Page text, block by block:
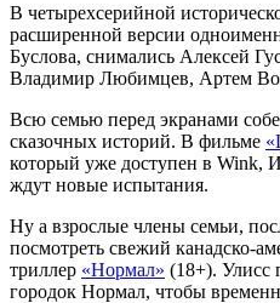
В четырехсерийной
расширенной версии
Буслова, снимались Алексей
Владимир Любимцев, Артем
Всю семью перед экранами
сказочных историй. В фильме
который уже доступен в Wink,
ждут новые испытания.
Ну а взрослые члены семьи,
посмотреть свежий канадско-
триллер «Нормал» (18+). Улисс
городок Нормал, чтобы